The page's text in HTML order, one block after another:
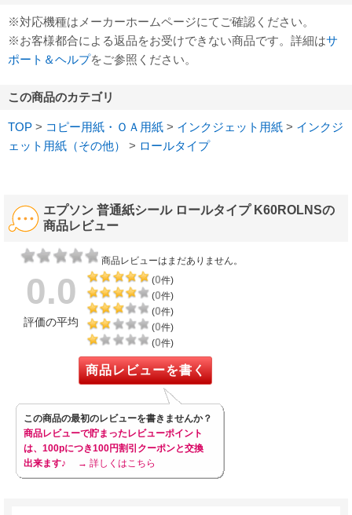
※対応機種はメーカーホームページにてご確認ください。
※お客様都合による返品をお受けできない商品です。詳細はサ
ポート＆ヘルプをご参照ください。
この商品のカテゴリ
TOP > コピー用紙・ＯＡ用紙 > インクジェット用紙 > インクジ
ェット用紙（その他）
> ロールタイプ
エプソン 普通紙シール ロールタイプ K60ROLNSの
商品レビュー
商品レビューはまだありません。
0.0
評価の平均
(0件)
(0件)
(0件)
(0件)
(0件)
商品レビューを書く
この商品の最初のレビューを書きませんか？
商品レビューで貯まったレビューポイント
は、100pにつき100円割引クーポンと交換
出来ます♪
→ 詳しくはこちら